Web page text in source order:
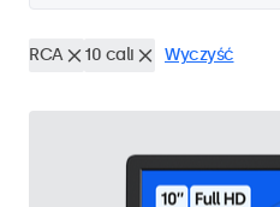
RCA 10 cali Wyczyść